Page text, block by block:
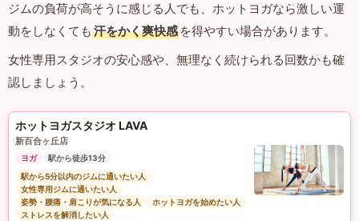
ジムの負荷が高そうに感じる人でも、ホットヨガなら激しい運
動をしなくても 汗をかく爽快感 を得やすい場合があります。
女性専用スタジオの安心感や、無理なく続けられる回数かも確
認しましょう。
ホットヨガスタジオ LAVA
新百合ヶ丘店
ヨガ
駅から徒歩13分
駅から5分以内のジムに通いたい人
女性専用ジムに通いたい人
姿勢・腰痛・肩こりが気になる人
ホットヨガを始めたい人
ストレスを解消したい人